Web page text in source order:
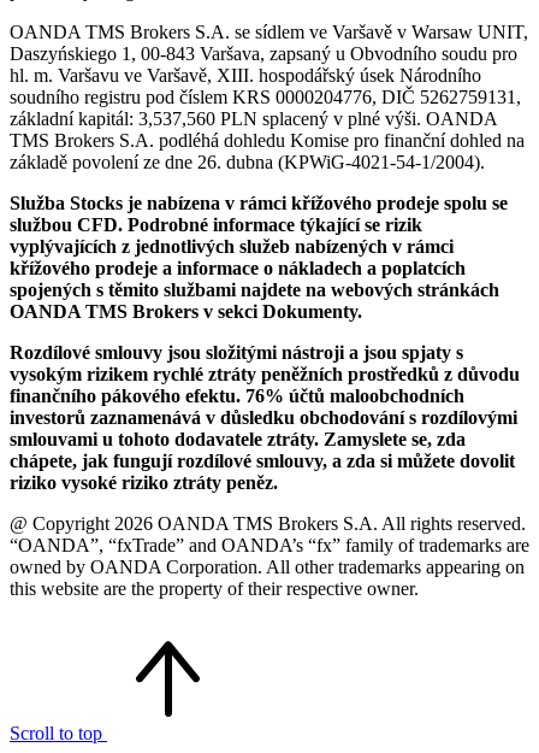
OANDA TMS Brokers S.A. se sídlem ve Varšavě v Warsaw UNIT,
Daszyńskiego 1, 00-843 Varšava, zapsaný u Obvodního soudu pro
hl. m. Varšavu ve Varšavě, XIII. hospodářský úsek Národního
soudního registru pod číslem KRS 0000204776, DIČ 5262759131,
základní kapitál: 3,537,560 PLN splacený v plné výši. OANDA
TMS Brokers S.A. podléhá dohledu Komise pro finanční dohled na
základě povolení ze dne 26. dubna (KPWiG-4021-54-1/2004).
Služba Stocks je nabízena v rámci křížového prodeje spolu se
službou CFD. Podrobné informace týkající se rizik
vyplývajících z jednotlivých služeb nabízených v rámci
křížového prodeje a informace o nákladech a poplatcích
spojených s těmito službami najdete na webových stránkách
OANDA TMS Brokers v sekci Dokumenty.
Rozdílové smlouvy jsou složitými nástroji a jsou spjaty s
vysokým rizikem rychlé ztráty peněžních prostředků z důvodu
finančního pákového efektu. 76% účtů maloobchodních
investorů zaznamenává v důsledku obchodování s rozdílovými
smlouvami u tohoto dodavatele ztráty. Zamyslete se, zda
chápete, jak fungují rozdílové smlouvy, a zda si můžete dovolit
riziko vysoké riziko ztráty peněz.
@ Copyright 2026 OANDA TMS Brokers S.A. All rights reserved.
“OANDA”, “fxTrade” and OANDA’s “fx” family of trademarks are
owned by OANDA Corporation. All other trademarks appearing on
this website are the property of their respective owner.
Scroll to top